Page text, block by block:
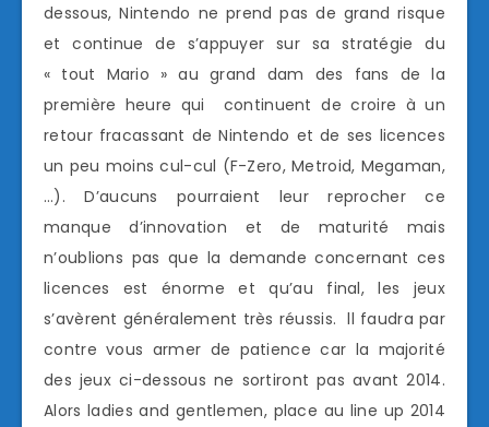
dessous, Nintendo ne prend pas de grand risque
et continue de s’appuyer sur sa stratégie du
« tout Mario » au grand dam des fans de la
première heure qui continuent de croire à un
retour fracassant de Nintendo et de ses licences
un peu moins cul-cul (F-Zero, Metroid, Megaman,
…). D’aucuns pourraient leur reprocher ce
manque d’innovation et de maturité mais
n’oublions pas que la demande concernant ces
licences est énorme et qu’au final, les jeux
s’avèrent généralement très réussis. ll faudra par
contre vous armer de patience car la majorité
des jeux ci-dessous ne sortiront pas avant 2014.
Alors ladies and gentlemen, place au line up 2014